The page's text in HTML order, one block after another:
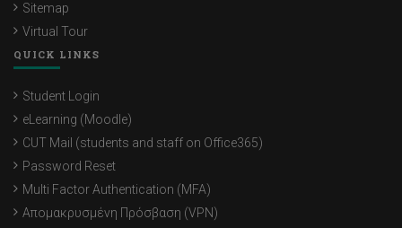
Sitemap
Virtual Tour
QUICK LINKS
Student Login
eLearning (Moodle)
CUT Mail (students and staff on Office365)
Password Reset
Multi Factor Authentication (MFA)
Απομακρυσμένη Πρόσβαση (VPN)